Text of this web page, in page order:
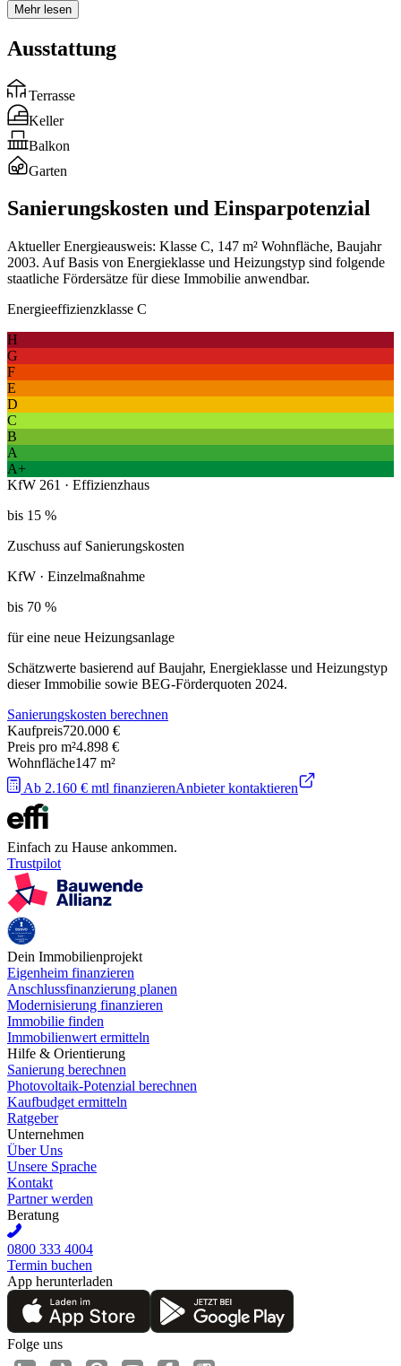
Mehr lesen
Ausstattung
Terrasse
Keller
Balkon
Garten
Sanierungskosten und Einsparpotenzial
Aktueller Energieausweis: Klasse C, 147 m² Wohnfläche, Baujahr
2003. Auf Basis von Energieklasse und Heizungstyp sind folgende
staatliche Fördersätze für diese Immobilie anwendbar.
Energieeffizienzklasse C
H
G
F
E
D
C
B
A
A+
KfW 261 · Effizienzhaus
bis 15 %
Zuschuss auf Sanierungskosten
KfW · Einzelmaßnahme
bis 70 %
für eine neue Heizungsanlage
Schätzwerte basierend auf Baujahr, Energieklasse und Heizungstyp
dieser Immobilie sowie BEG-Förderquoten 2024.
Sanierungskosten berechnen
Kaufpreis720.000 €
Preis pro m²4.898 €
Wohnfläche147 m²
Ab 2.160 € mtl finanzierenAnbieter kontaktieren
Einfach zu Hause ankommen.
Trustpilot
Dein Immobilienprojekt
Eigenheim finanzieren
Anschlussfinanzierung planen
Modernisierung finanzieren
Immobilie finden
Immobilienwert ermitteln
Hilfe & Orientierung
Sanierung berechnen
Photovoltaik-Potenzial berechnen
Kaufbudget ermitteln
Ratgeber
Unternehmen
Über Uns
Unsere Sprache
Kontakt
Partner werden
Beratung
0800 333 4004
Termin buchen
App herunterladen
Folge uns